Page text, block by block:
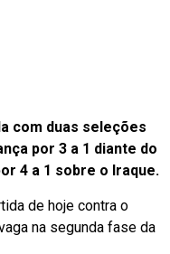
com duas seleções
por 3 a 1 diante do
4 a 1 sobre o Iraque.
de hoje contra o
na segunda fase da